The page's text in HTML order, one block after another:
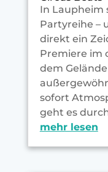
In Laupheim
Partyreihe –
direkt ein
Premiere im
dem
sofort
geht es
mehr lesen